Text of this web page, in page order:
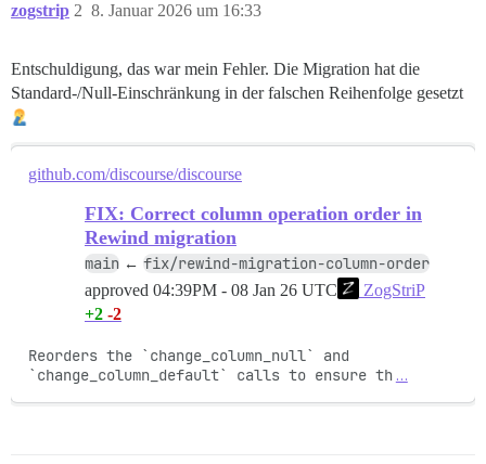
zogstrip 8. Januar 2026 um 16:33
2
Entschuldigung, das war mein Fehler. Die Migration hat die
Standard-/Null-Einschränkung in der falschen Reihenfolge gesetzt
github.com/discourse/discourse
FIX: Correct column operation order in
Rewind migration
main ← fix/rewind-migration-column-order
approved 04:39PM - 08 Jan 26 UTC
ZogStriP
+2 -2
Reorders the `change_column_null` and
`change_column_default` calls to ensure th …